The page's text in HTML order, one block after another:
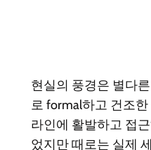
현실의 풍경은 별다
로 formal하고 건조
라인에 활발하고 접
었지만 때로는 실제